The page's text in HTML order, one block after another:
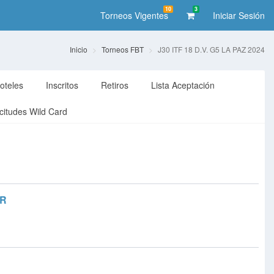
Torneos Vigentes
10 3
Iniciar Sesión
Inicio Torneos FBT J30 ITF 18 D.V. G5 LA PAZ 2024
Inscritos Retiros Lista Aceptación
Wild Card